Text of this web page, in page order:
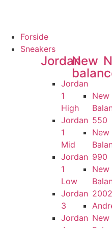
Forside
Sneakers
Jordan
Jordan
1
High
Jordan
1
Mid
Jordan
1
Low
Jordan
3
Jordan
New
New
550
New
990
New
2002
New